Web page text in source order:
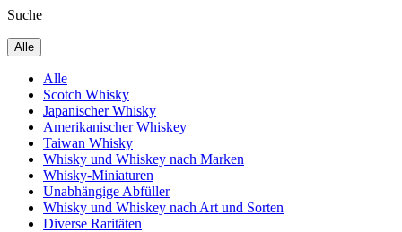
Suche
Alle
Alle
Scotch Whisky
Japanischer Whisky
Amerikanischer Whiskey
Taiwan Whisky
Whisky und Whiskey nach Marken
Whisky-Miniaturen
Unabhängige Abfüller
Whisky und Whiskey nach Art und Sorten
Diverse Raritäten